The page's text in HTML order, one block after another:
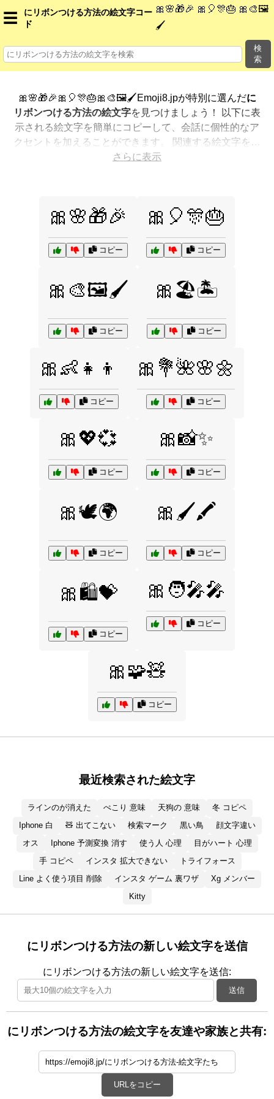
☰
にリボンつける方法の絵文字コー
ド
🎀🌸🎁🎉 🎀🎈🎊🎂 🎀🎨🖼️
🖌️
検
索
🎀🌸🎁🎉🎀🎈🎊🎂🎀🎨🖼️🖌️Emoji8.jpが特別に選んだに
リボンつける方法の絵文字を見つけましょう！ 以下に表
示される絵文字を簡単にコピーして、会話に個性的なア
クセントを加えることができます。 関連する絵文字を最
も人気のある順に表示しました。さらに多くのオプショ
さらに表示
🎀🌸🎁🎉
コピー
🎀🎈🎊🎂
コピー
🎀🎨🖼️🖌️
コピー
🎀🏖️🏝️
コピー
🎀👶👧👦
コピー
🎀💐🌺🌸🌼
コピー
🎀💖💞
コピー
🎀📸✨
コピー
🎀🕊️🌍
コピー
🎀🖌️🖍️
コピー
🎀🛍️💝
コピー
🎀🧑‍🎤🎤
コピー
🎀🧩🧸
コピー
最近検索された絵文字
ラインのが消えた ぺこり 意味 天狗の 意味
冬 コピペ
Iphone 白
🧸 出てこない 検索マーク 黒い鳥
顔文字違い
オス
Iphone 予測変換 消す 使う人 心理
目がハート 心理
手 コピペ
インスタ 拡大できない
トライフォース
Line よく使う項目 削除
インスタ ゲーム 裏ワザ
Xg メンバー
Kitty
にリボンつける方法の新しい絵文字を送信
にリボンつける方法の新しい絵文字を送信:
送信
にリボンつける方法の絵文字を友達や家族と共有:
URLをコピー